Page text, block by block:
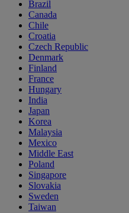
Brazil
Canada
Chile
Croatia
Czech Republic
Denmark
Finland
France
Hungary
India
Japan
Korea
Malaysia
Mexico
Middle East
Poland
Singapore
Slovakia
Sweden
Taiwan